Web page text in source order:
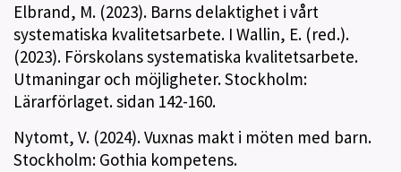
Elbrand, M. (2023). Barns delaktighet i vårt
systematiska kvalitetsarbete. I Wallin, E. (red.).
(2023). Förskolans systematiska kvalitetsarbete.
Utmaningar och möjligheter. Stockholm:
Lärarförlaget. sidan 142-160.
Nytomt, V. (2024). Vuxnas makt i möten med barn.
Stockholm: Gothia kompetens.